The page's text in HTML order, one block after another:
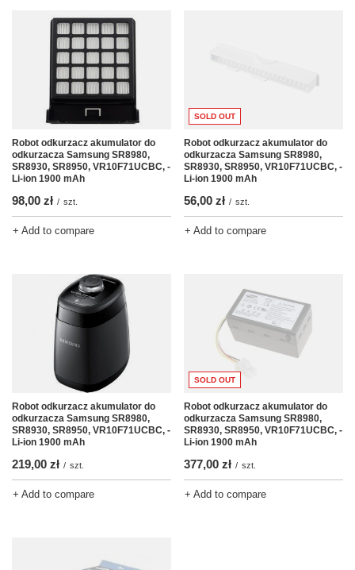
Robot odkurzacz akumulator do
odkurzacza Samsung SR8980,
SR8930, SR8950, VR10F71UCBC, -
Li-ion 1900 mAh
98,00 zł / szt.
+ Add to compare
SOLD OUT
Robot odkurzacz akumulator do
odkurzacza Samsung SR8980,
SR8930, SR8950, VR10F71UCBC, -
Li-ion 1900 mAh
56,00 zł / szt.
+ Add to compare
Robot odkurzacz akumulator do
odkurzacza Samsung SR8980,
SR8930, SR8950, VR10F71UCBC, -
Li-ion 1900 mAh
219,00 zł / szt.
+ Add to compare
SOLD OUT
Robot odkurzacz akumulator do
odkurzacza Samsung SR8980,
SR8930, SR8950, VR10F71UCBC, -
Li-ion 1900 mAh
377,00 zł / szt.
+ Add to compare